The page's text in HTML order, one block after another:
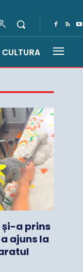
CULTURA
și-a prins
ajuns la